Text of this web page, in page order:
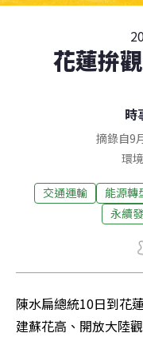
花蓮拚
時
摘錄自9
環
交通運輸 能源轉
永續
陳水扁總統10日到花
建蘇花高、開放大陸